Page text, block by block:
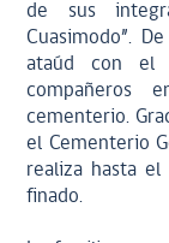
de sus
Cuasimodo”.
ataúd con el
compañeros
cementerio.
el Cementerio
realiza hasta
finado.